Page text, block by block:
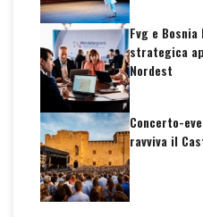
Fvg e
strategica
Nordest
Concerto-
ravviva il